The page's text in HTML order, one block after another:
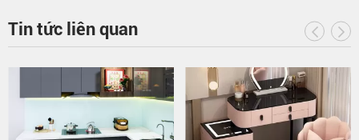
Tin tức liên quan